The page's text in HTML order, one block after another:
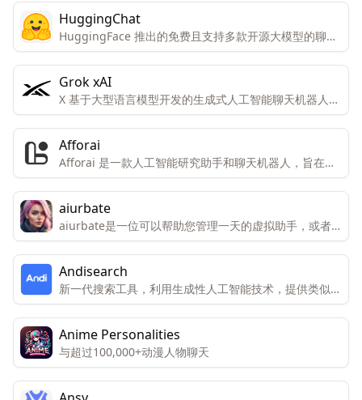
HuggingChat
HuggingFace 推出的免费且支持多款开源大模型的聊天
工具
Grok xAI
X 基于大型语言模型开发的生成式人工智能聊天机器人，
类似于ChatGPT。它能够实时回答用户的问题，并利用X
社交媒体平台的数据进行回应
Afforai
Afforai 是一款人工智能研究助手和聊天机器人，旨在通
过先进的AI技术帮助用户进行研究工作和知识提取。
aiurbate
aiurbate是一位可以帮助您管理一天的虚拟助手，或者
只是与您分享想法和感受的人，aiurbate可以满足您的
需求。
Andisearch
新一代搜索工具，利用生成性人工智能技术，提供类似于
与智能朋友聊天的体验。
Anime Personalities
与超过100,000+动漫人物聊天